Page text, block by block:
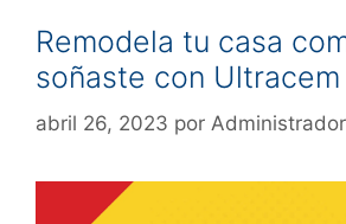
Remodela tu casa
soñaste con Ultracem
abril 26, 2023 por